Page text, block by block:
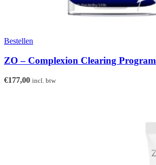
Bestellen
ZO – Complexion Clearing Program
€177,00 incl. btw